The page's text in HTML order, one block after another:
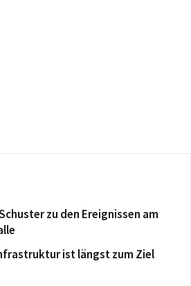
zu den Ereignissen am
ist längst zum Ziel